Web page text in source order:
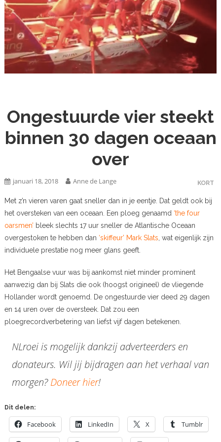
Ongestuurde vier steekt
binnen 30 dagen oceaan
over
KORT
januari 18, 2018 Anne de Lange
Met z’n vieren varen gaat sneller dan in je eentje. Dat geldt ook bij
het oversteken van een oceaan. Een ploeg genaamd ‘the four
oarsmen’ bleek slechts 17 uur sneller de Atlantische Oceaan
overgestoken te hebben dan ‘skiffeur’ Mark Slats , wat eigenlijk zijn
individuele prestatie nog meer glans geeft.
Het Bengaalse vuur was bij aankomst niet minder prominent
aanwezig dan bij Slats die ook (hoogst origineel) de vliegende
Hollander wordt genoemd. De ongestuurde vier deed 29 dagen
en 14 uren over de oversteek. Dat zou een
ploegrecordverbetering van liefst vijf dagen betekenen.
NLroei is mogelijk dankzij adverteerders en
donateurs. Wil jij bijdragen aan het verhaal van
morgen?Doneer hier!
Dit delen:
Facebook LinkedIn X Tumblr